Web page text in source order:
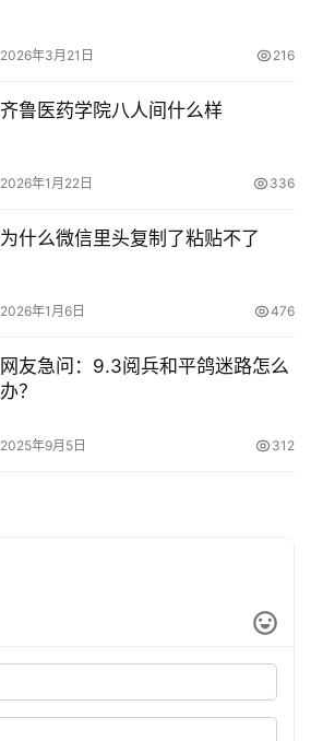
2026年3月21日 216
齐鲁医药学院八人间什么样
2026年1月22日 336
为什么微信里头复制了粘贴不了
2026年1月6日 476
网友急问：9.3阅兵和平鸽迷路怎么
办？
2025年9月5日 312